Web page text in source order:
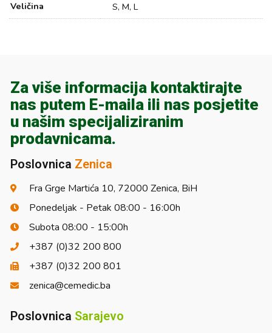
Veličina
S, M, L
Za više informacija kontaktirajte
nas putem E-maila ili nas posjetite
u našim specijaliziranim
prodavnicama.
Poslovnica Zenica
Fra Grge Martića 10, 72000 Zenica, BiH
Ponedeljak - Petak 08:00 - 16:00h
Subota 08:00 - 15:00h
+387 (0)32 200 800
+387 (0)32 200 801
zenica@cemedic.ba
Poslovnica Sarajevo